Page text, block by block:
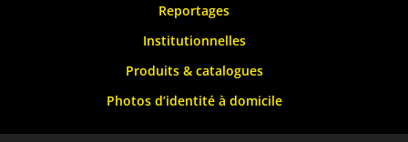
Reportages
Institutionnelles
Produits & catalogues
Photos d’identité à domicile